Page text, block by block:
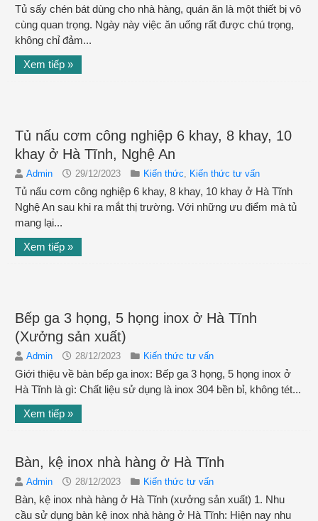
Tủ sấy chén bát dùng cho nhà hàng, quán ăn là một thiết bị vô
cùng quan trọng. Ngày này việc ăn uống rất được chú trọng,
không chỉ đảm...
Xem tiếp »
Tủ nấu cơm công nghiệp 6 khay, 8 khay, 10
khay ở Hà Tĩnh, Nghệ An
Admin 29/12/2023 Kiến thức Kiến thức tư vấn
Tủ nấu cơm công nghiệp 6 khay, 8 khay, 10 khay ở Hà Tĩnh
Nghệ An sau khi ra mắt thị trường. Với những ưu điểm mà tủ
mang lại...
Xem tiếp »
Bếp ga 3 họng, 5 họng inox ở Hà Tĩnh
(Xưởng sản xuất)
Admin 28/12/2023 Kiến thức tư vấn
Giới thiệu về bàn bếp ga inox: Bếp ga 3 họng, 5 họng inox ở
Hà Tĩnh là gì: Chất liệu sử dụng là inox 304 bền bỉ, không tét...
Xem tiếp »
Bàn, kệ inox nhà hàng ở Hà Tĩnh
Admin 28/12/2023 Kiến thức tư vấn
Bàn, kệ inox nhà hàng ở Hà Tĩnh (xưởng sản xuất) 1. Nhu
cầu sử dụng bàn kệ inox nhà hàng ở Hà Tĩnh: Hiện nay nhu